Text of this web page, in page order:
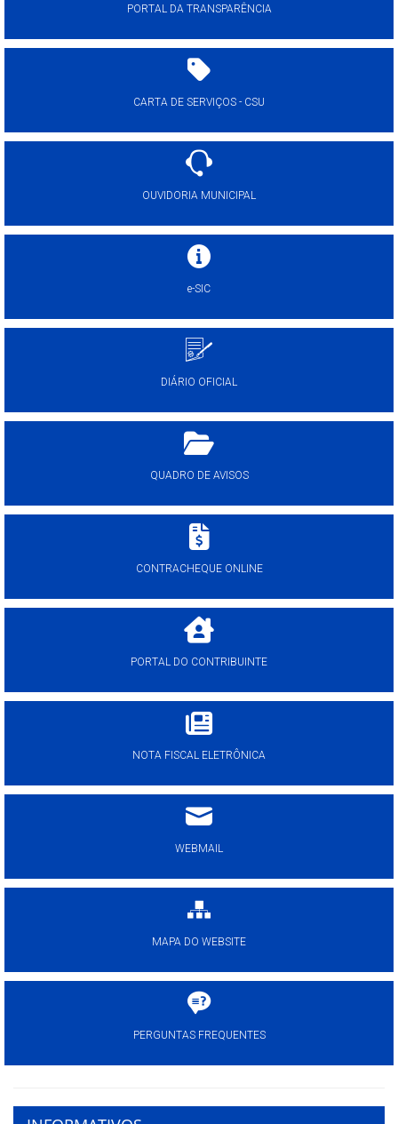
PORTAL DA TRANSPARÊNCIA
CARTA DE SERVIÇOS - CSU
OUVIDORIA MUNICIPAL
e-SIC
DIÁRIO OFICIAL
QUADRO DE AVISOS
CONTRACHEQUE ONLINE
PORTAL DO CONTRIBUINTE
NOTA FISCAL ELETRÔNICA
WEBMAIL
MAPA DO WEBSITE
PERGUNTAS FREQUENTES